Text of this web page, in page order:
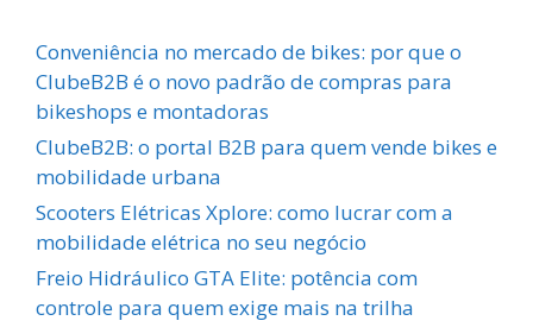
Conveniência no mercado de bikes: por que o
ClubeB2B é o novo padrão de compras para
bikeshops e montadoras
ClubeB2B: o portal B2B para quem vende bikes e
mobilidade urbana
Scooters Elétricas Xplore: como lucrar com a
mobilidade elétrica no seu negócio
Freio Hidráulico GTA Elite: potência com
controle para quem exige mais na trilha